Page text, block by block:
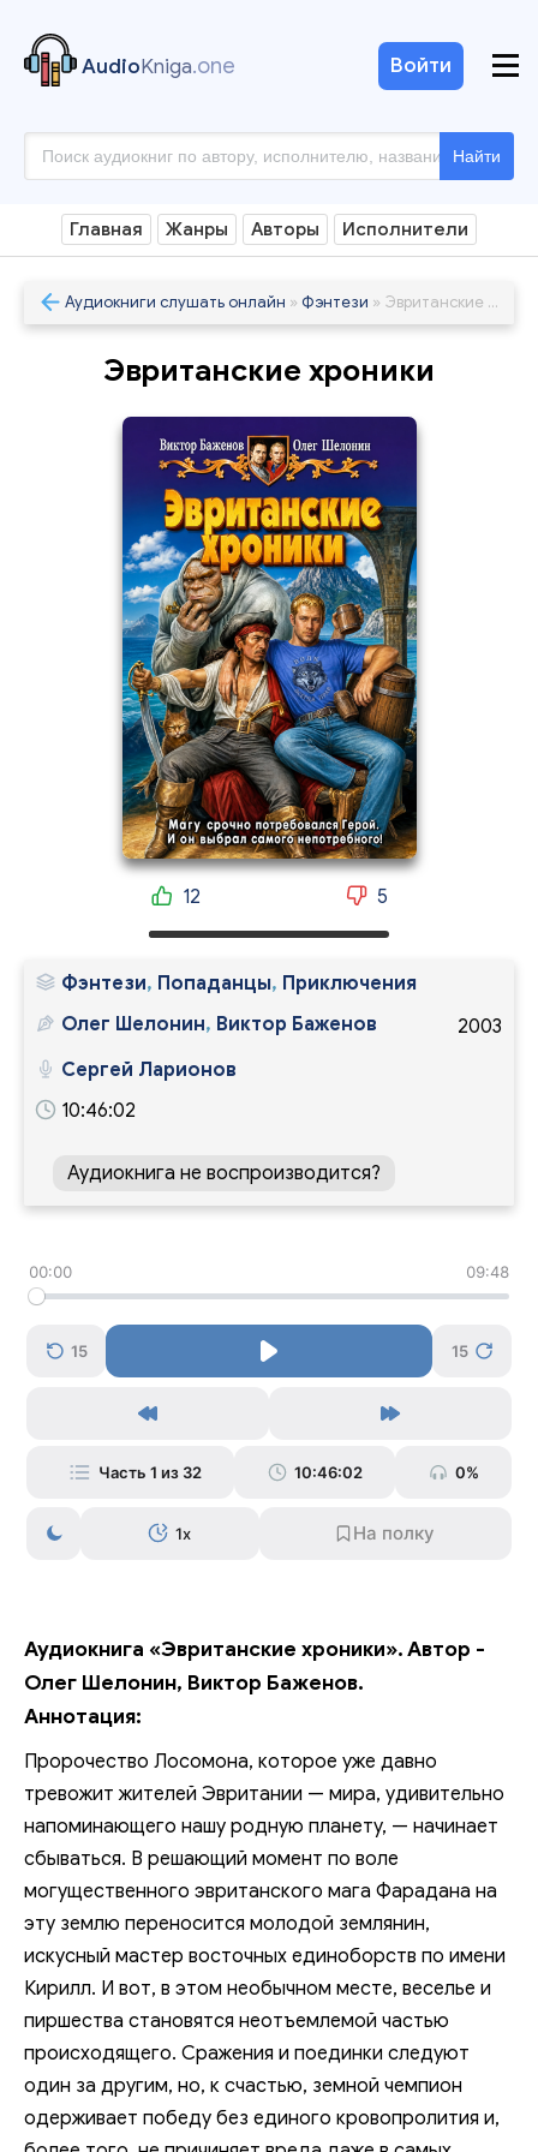
AudioKniga.one
Найти
Войти
Главная Жанры Авторы Исполнители
Аудиокниги слушать онлайн » Фэнтези » Эвританские хроники
Эвританские хроники
12 5
Фэнтези, Попаданцы, Приключения
2003
Олег Шелонин, Виктор Баженов
Сергей Ларионов
10:46:02
Аудиокнига не воспроизводится?
00:00 09:48
15 15
Часть 1 из 32 10:46:02 0%
1x
Аудиокнига «Эвританские хроники». Автор -
Олег Шелонин, Виктор Баженов.
Аннотация:
Пророчество Лосомона, которое уже давно
тревожит жителей Эвритании — мира, удивительно
напоминающего нашу родную планету, — начинает
сбываться. В решающий момент по воле
могущественного эвританского мага Фарадана на
эту землю переносится молодой землянин,
искусный мастер восточных единоборств по имени
Кирилл. И вот, в этом необычном месте, веселье и
пиршества становятся неотъемлемой частью
происходящего. Сражения и поединки следуют
один за другим, но, к счастью, земной чемпион
одерживает победу без единого кровопролития и,